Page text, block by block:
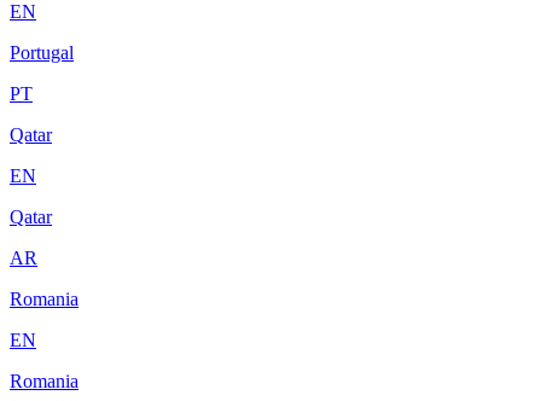
EN
Portugal
PT
Qatar
EN
Qatar
AR
Romania
EN
Romania